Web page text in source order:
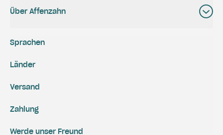
Über Affenzahn
Versand
Zahlung
Werde unser Freund
Sprachen
Länder